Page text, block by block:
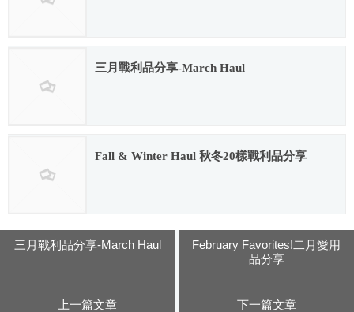
三月戰利品分享-March Haul
Fall & Winter Haul 秋冬20樣戰利品分享
三月戰利品分享-March Haul
上一篇文章
February Favorites!二月愛用
品分享
下一篇文章